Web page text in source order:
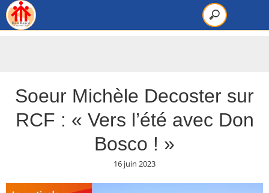
Soeur Michèle Decoster sur
RCF : « Vers l’été avec Don
Bosco ! »
16 juin 2023